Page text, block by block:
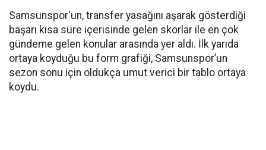
Samsunspor'un, transfer yasağını aşarak gösterdiği
başarı kısa süre içerisinde gelen skorlar ile en çok
gündeme gelen konular arasında yer aldı. İlk yarıda
ortaya koyduğu bu form grafiği, Samsunspor’un
sezon sonu için oldukça umut verici bir tablo ortaya
koydu.